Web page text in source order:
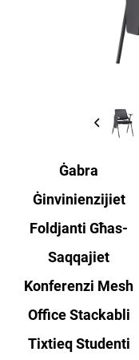
Ġabra
Ġinvinienzijiet
Foldjanti Għas-
Saqqajiet
Konferenzi Mesh
Office Stackabli
Tixtieq Studenti